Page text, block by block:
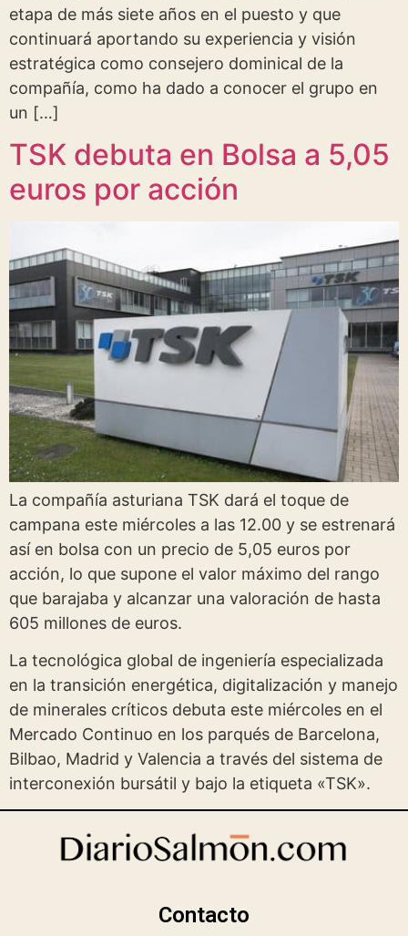
etapa de más siete años en el puesto y que
continuará aportando su experiencia y visión
estratégica como consejero dominical de la
compañía, como ha dado a conocer el grupo en
un […]
TSK debuta en Bolsa a 5,05
euros por acción
La compañía asturiana TSK dará el toque de
campana este miércoles a las 12.00 y se estrenará
así en bolsa con un precio de 5,05 euros por
acción, lo que supone el valor máximo del rango
que barajaba y alcanzar una valoración de hasta
605 millones de euros.
La tecnológica global de ingeniería especializada
en la transición energética, digitalización y manejo
de minerales críticos debuta este miércoles en el
Mercado Continuo en los parqués de Barcelona,
Bilbao, Madrid y Valencia a través del sistema de
interconexión bursátil y bajo la etiqueta «TSK».
Contacto